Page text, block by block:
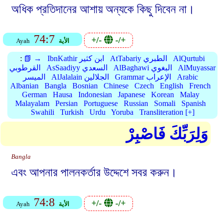
অধিক প্রতিদানের আশায় অন্যকে কিছু দিবেন না।
Ayah 74:7 الأية +/- -/+
: 📗 → IbnKathir ابن كثير AtTabariy الطبري
AlQurtubi
القرطوبي
AsSaadiyy السعدي AlBaghawi البغوي
AlMuyassar
الميسر
AlJalalain الجلالين Grammar الإعراب
Arabic
Albanian
Bangla Bosnian Chinese Czech English
French
German
Hausa Indonesian Japanese Korean
Malay
Malayalam
Persian Portuguese Russian Somali
Spanish
Swahili
Turkish Urdu Yoruba Transliteration [+]
وَلِرَبِّكَ فَاصْبِرْ
Bangla
এবং আপনার পালনকর্তার উদ্দেশে সবর করুন।
Ayah 74:8 الأية +/- -/+